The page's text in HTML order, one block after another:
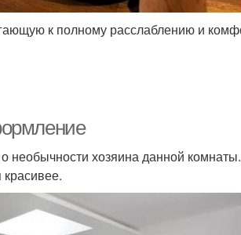
к полному расслаблению и
необычности хозяина данной